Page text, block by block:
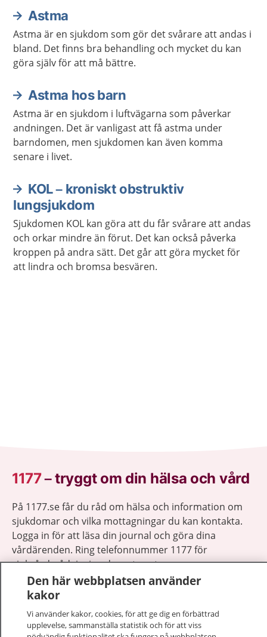
Astma
Astma är en sjukdom som gör det svårare att andas i
bland. Det finns bra behandling och mycket du kan
göra själv för att må bättre.
Astma hos barn
Astma är en sjukdom i luftvägarna som påverkar
andningen. Det är vanligast att få astma under
barndomen, men sjukdomen kan även komma
senare i livet.
KOL – kroniskt obstruktiv
lungsjukdom
Sjukdomen KOL kan göra att du får svårare att andas
och orkar mindre än förut. Det kan också påverka
kroppen på andra sätt. Det går att göra mycket för
att lindra och bromsa besvären.
1177–tryggt om din hälsa och vård
På 1177.se får du råd om hälsa och information om
sjukdomar och vilka mottagningar du kan kontakta.
Logga in för att läsa din journal och göra dina
vårdärenden. Ring telefonnummer 1177 för
sjukvårdsrådgivning dygnet runt.
1177 ger dig råd när du vill må bättre.
Den här webbplatsen använder
kakor
Vi använder kakor, cookies, för att ge dig en förbättrad
upplevelse, sammanställa statistik och för att viss